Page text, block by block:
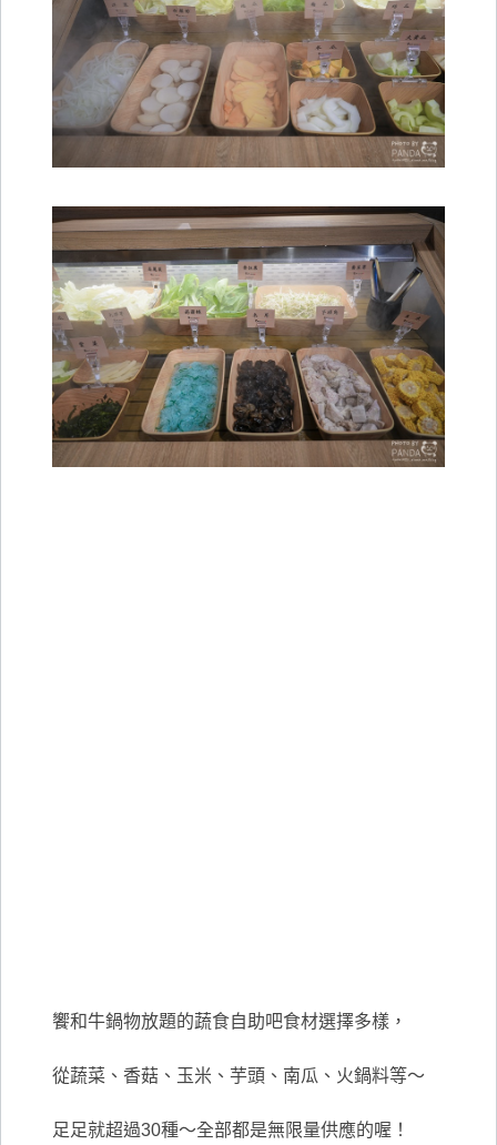
饗和牛鍋物放題的蔬食自助吧食材選擇多樣，
從蔬菜、香菇、玉米、芋頭、南瓜、火鍋料等～
足足就超過30種～全部都是無限量供應的喔！